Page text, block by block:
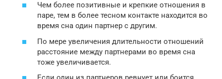
Чем более позитивные и крепкие отношения в
паре, тем в более тесном контакте находится во
время сна один партнер с другим.
По мере увеличения длительности отношений
расстояние между партнерами во время сна
тоже увеличивается.